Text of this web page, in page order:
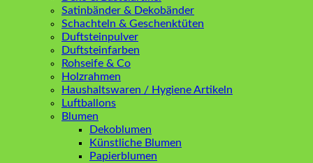
Satinbänder & Dekobänder
Schachteln & Geschenktüten
Duftsteinpulver
Duftsteinfarben
Rohseife & Co
Holzrahmen
Haushaltswaren / Hygiene Artikeln
Luftballons
Blumen
Dekoblumen
Künstliche Blumen
Papierblumen